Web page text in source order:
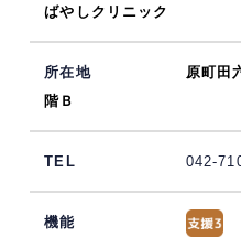
ばやしクリニック
原町田
階Ｂ
042-